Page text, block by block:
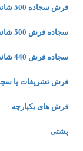
فرش سجاده 500 شانه تراکم 1200
سجاده فرش 500 شانه تراکم 1000
سجاده فرش 440 شانه تراکم 880
فرش تشریفات یا
فرش های یکپارچه
پشتی